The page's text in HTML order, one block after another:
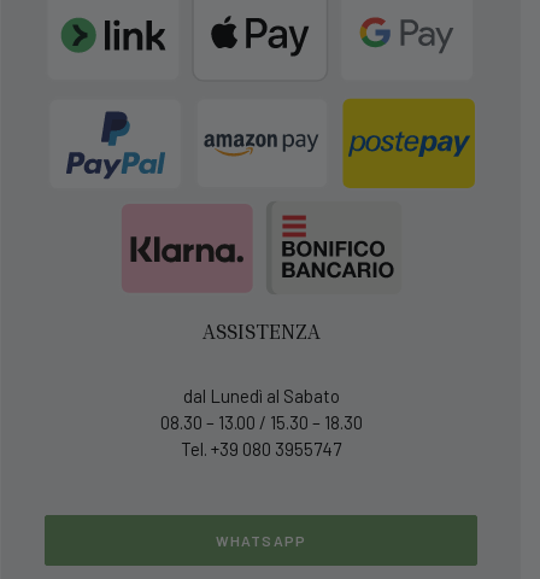
ASSISTENZA
dal Lunedì al Sabato
08.30 – 13.00 / 15.30 – 18.30
Tel. +39 080 3955747
WHATSAPP